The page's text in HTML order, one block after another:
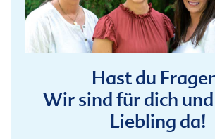
Hast du
Wir sind für dich
Liebling da!